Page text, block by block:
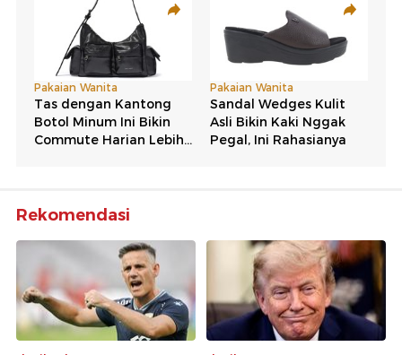
Rekomendasi